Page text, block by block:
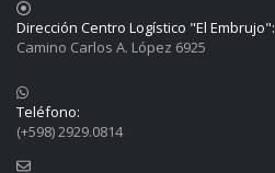
Dirección Centro Logístico "El Embrujo":
Camino Carlos A. López 6925
Teléfono:
(+598) 2929.0814